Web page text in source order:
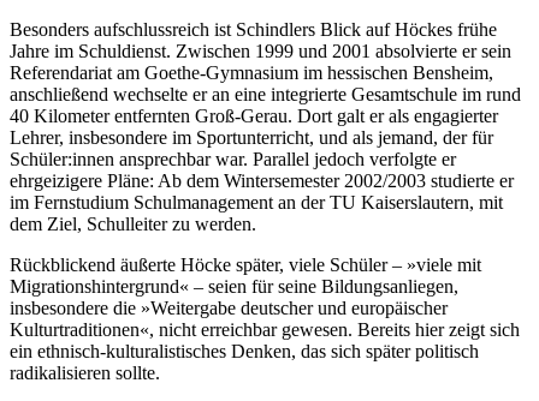
Besonders aufschlussreich ist Schindlers Blick auf Höckes frühe
Jahre im Schuldienst. Zwischen 1999 und 2001 absolvierte er sein
Referendariat am Goethe-Gymnasium im hessischen Bensheim,
anschließend wechselte er an eine integrierte Gesamtschule im rund
40 Kilometer entfernten Groß-Gerau. Dort galt er als engagierter
Lehrer, insbesondere im Sportunterricht, und als jemand, der für
Schüler:innen ansprechbar war. Parallel jedoch verfolgte er
ehrgeizigere Pläne: Ab dem Wintersemester 2002/2003 studierte er
im Fernstudium Schulmanagement an der TU Kaiserslautern, mit
dem Ziel, Schulleiter zu werden.
Rückblickend äußerte Höcke später, viele Schüler – »viele mit
Migrationshintergrund« – seien für seine Bildungsanliegen,
insbesondere die »Weitergabe deutscher und europäischer
Kulturtraditionen«, nicht erreichbar gewesen. Bereits hier zeigt sich
ein ethnisch-kulturalistisches Denken, das sich später politisch
radikalisieren sollte.